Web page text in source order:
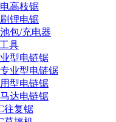
高枝锯
锂电锯
包/充电器
具
型电链锯
业型电链锯
型电链锯
达电链锯
往复锯